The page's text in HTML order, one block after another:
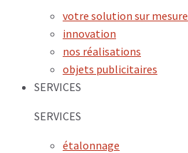
votre solution sur mesure
innovation
nos réalisations
objets publicitaires
SERVICES
SERVICES
étalonnage